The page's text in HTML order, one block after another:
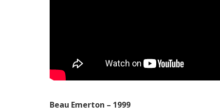
Beau Emerton – 1999